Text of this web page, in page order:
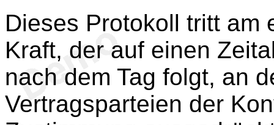
Dieses Protokoll tritt am
Kraft, der auf einen
nach dem Tag folgt, an
Vertragsparteien der